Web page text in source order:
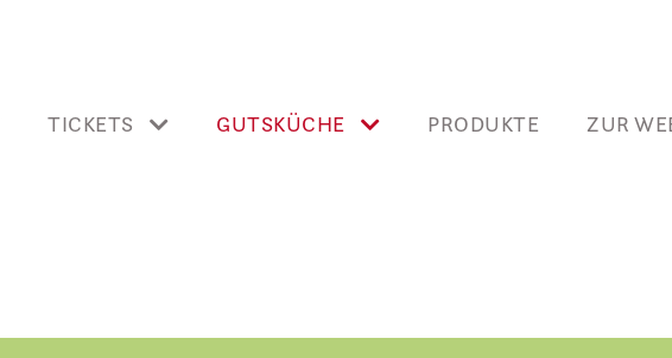
TICKETS GUTSKÜCHE PRODUKTE ZUR